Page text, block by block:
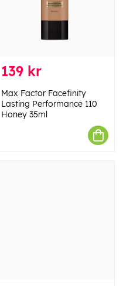
139 kr
Max Factor Facefinity
Lasting Performance 110
Honey 35ml